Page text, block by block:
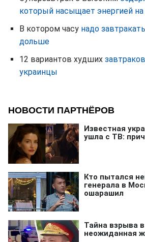
который насыщает энергией
В котором часу надо
дольше
12 вариантов худших
украинцы